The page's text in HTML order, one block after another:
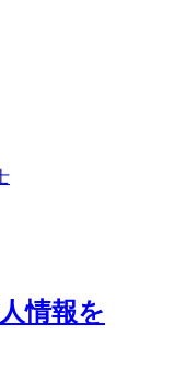
情報を